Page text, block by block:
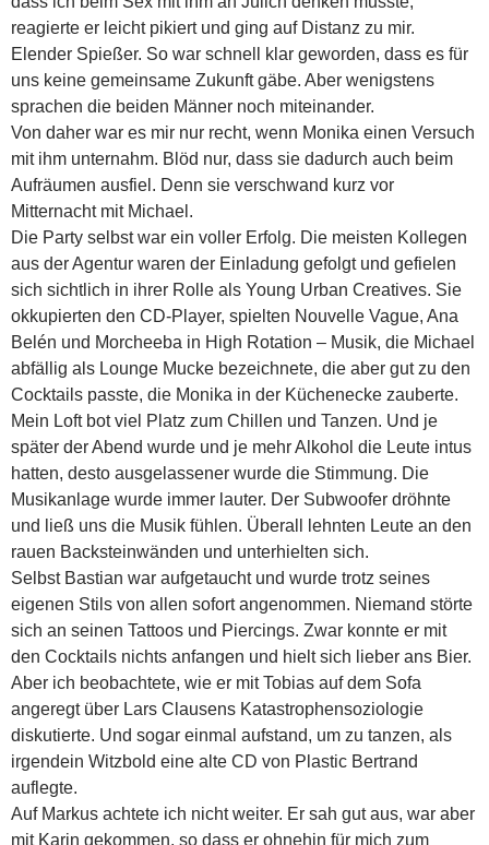
reagierte er leicht pikiert und ging auf Distanz zu mir.
Elender Spießer. So war schnell klar geworden, dass es für
uns keine gemeinsame Zukunft gäbe. Aber wenigstens
sprachen die beiden Männer noch miteinander.
Von daher war es mir nur recht, wenn Monika einen Versuch
mit ihm unternahm. Blöd nur, dass sie dadurch auch beim
Aufräumen ausfiel. Denn sie verschwand kurz vor
Mitternacht mit Michael.
Die Party selbst war ein voller Erfolg. Die meisten Kollegen
aus der Agentur waren der Einladung gefolgt und gefielen
sich sichtlich in ihrer Rolle als Young Urban Creatives. Sie
okkupierten den CD-Player, spielten Nouvelle Vague, Ana
Belén und Morcheeba in High Rotation – Musik, die Michael
abfällig als Lounge Mucke bezeichnete, die aber gut zu den
Cocktails passte, die Monika in der Küchenecke zauberte.
Mein Loft bot viel Platz zum Chillen und Tanzen. Und je
später der Abend wurde und je mehr Alkohol die Leute intus
hatten, desto ausgelassener wurde die Stimmung. Die
Musikanlage wurde immer lauter. Der Subwoofer dröhnte
und ließ uns die Musik fühlen. Überall lehnten Leute an den
rauen Backsteinwänden und unterhielten sich.
Selbst Bastian war aufgetaucht und wurde trotz seines
eigenen Stils von allen sofort angenommen. Niemand störte
sich an seinen Tattoos und Piercings. Zwar konnte er mit
den Cocktails nichts anfangen und hielt sich lieber ans Bier.
Aber ich beobachtete, wie er mit Tobias auf dem Sofa
angeregt über Lars Clausens Katastrophensoziologie
diskutierte. Und sogar einmal aufstand, um zu tanzen, als
irgendein Witzbold eine alte CD von Plastic Bertrand
auflegte.
Auf Markus achtete ich nicht weiter. Er sah gut aus, war aber
mit Karin gekommen, so dass er ohnehin für mich zum